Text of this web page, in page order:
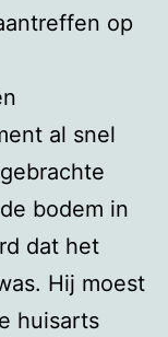
op
al snel
bodem in
dat het
Hij moest
huisarts